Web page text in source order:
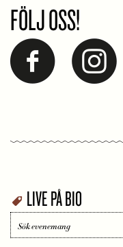
FÖLJ OSS!
LIVE PÅ BIO
Sök
evenemang